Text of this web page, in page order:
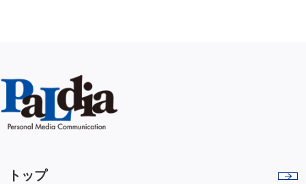
トップ